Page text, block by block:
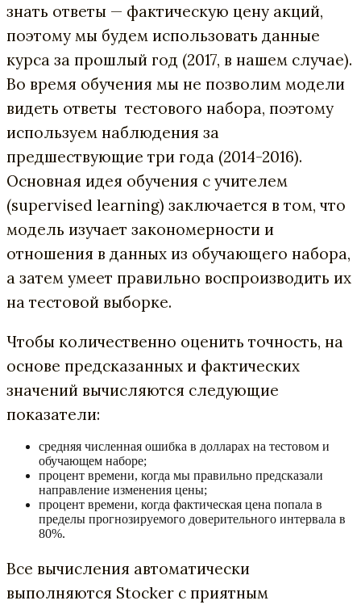
знать ответы — фактическую цену акций,
поэтому мы будем использовать данные
курса за прошлый год (2017, в нашем случае).
Во время обучения мы не позволим модели
видеть ответы тестового набора, поэтому
используем наблюдения за
предшествующие три года (2014-2016).
Основная идея обучения с учителем
(supervised learning) заключается в том, что
модель изучает закономерности и
отношения в данных из обучающего набора,
а затем умеет правильно воспроизводить их
на тестовой выборке.
Чтобы количественно оценить точность, на
основе предсказанных и фактических
значений вычисляются следующие
показатели:
средняя численная ошибка в долларах на тестовом и
обучающем наборе;
процент времени, когда мы правильно предсказали
направление изменения цены;
процент времени, когда фактическая цена попала в
пределы прогнозируемого доверительного интервала в
80%.
Все вычисления автоматически
выполняются Stocker с приятным